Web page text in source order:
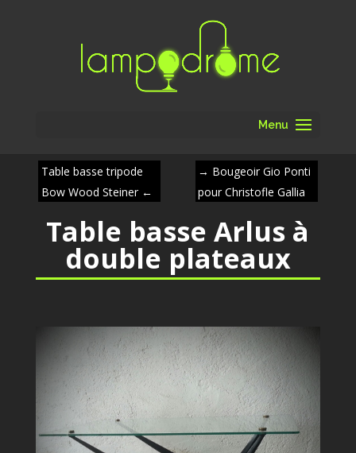
Menu
Table basse tripode
Bow Wood Steiner ←
→ Bougeoir Gio Ponti
pour Christofle Gallia
Table basse Arlus à
double plateaux